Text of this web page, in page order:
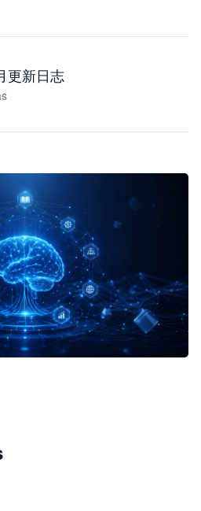
更新日志